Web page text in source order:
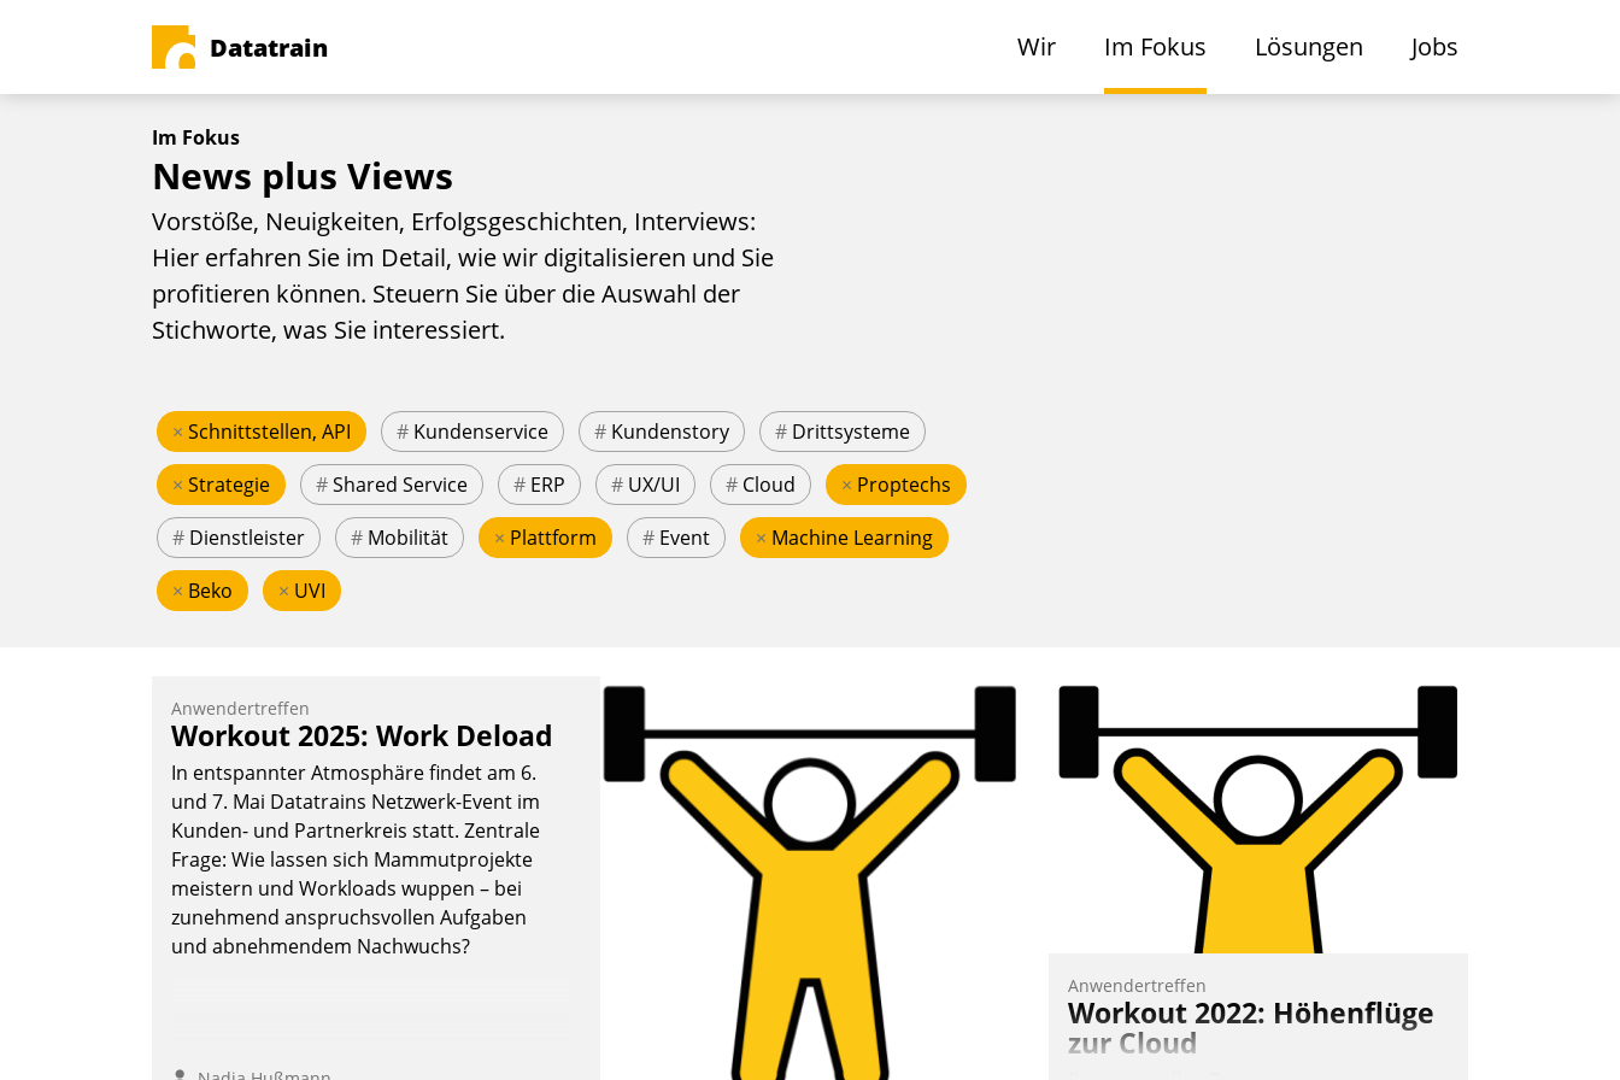
Datatrain Wir Im Fokus Lösungen Jobs
Im Fokus
News plus Views
Vorstöße, Neuigkeiten, Erfolgsgeschichten, Interviews:
Hier erfahren Sie im Detail, wie wir digitalisieren und Sie
profitieren können. Steuern Sie über die Auswahl der
Stichworte, was Sie interessiert.
× Schnittstellen, API # Kundenservice # Kundenstory # Drittsysteme
× Strategie #Shared Service # ERP # UX/UI # Cloud × Proptechs
# Dienstleister # Mobilität × Plattform # Event × Machine Learning
× Beko × UVI
Anwendertreffen
Workout 2025: Work Deload
In entspannter Atmosphäre findet am 6.
und 7. Mai Datatrains Netzwerk-Event im
Kunden- und Partnerkreis statt. Zentrale
Frage: Wie lassen sich Mammutprojekte
meistern und Workloads wuppen – bei
zunehmend anspruchsvollen Aufgaben
und abnehmendem Nachwuchs?
Anwendertreffen
Workout 2022: Höhenflüge
zur Cloud